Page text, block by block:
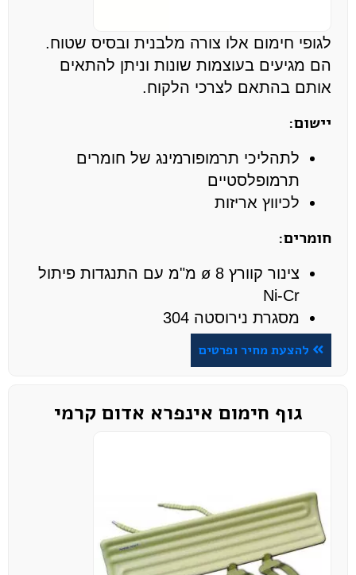
לגופי חימום אלו צורה מלבנית ובסיס שטוח.
הם מגיעים בעוצמות שונות וניתן להתאים
אותם בהתאם לצרכי הלקוח.
יישום:
לתהליכי תרמופורמינג של חומרים
תרמופלסטיים
לכיווץ אריזות
חומרים:
צינור קוורץ ø 8 מ"מ עם התנגדות פיתול
Ni-Cr
מסגרת נירוסטה 304
להצעת מחיר ופרטים
גוף חימום אינפרא אדום קרמי